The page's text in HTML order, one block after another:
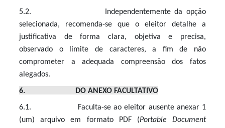
5.2. Independentemente da opção
selecionada, recomenda-se que o eleitor detalhe a
justificativa de forma clara, objetiva e precisa,
observado o limite de caracteres, a fim de não
comprometer a adequada compreensão dos fatos
alegados.
6. DO ANEXO FACULTATIVO
6.1. Faculta-se ao eleitor ausente anexar 1
(um) arquivo em formato PDF (Portable Document